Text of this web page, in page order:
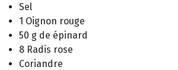
Sel
1 Oignon rouge
50 g de épinard
8 Radis rose
Coriandre